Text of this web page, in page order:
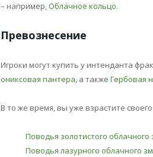
– например, Облачное кольцо.
Превознесение
Игроки могут купить у интенданта
ониксовая пантера, а также Гербовая
В то же время, вы уже взрастите
Поводья золотистого облачного
Поводья лазурного облачного